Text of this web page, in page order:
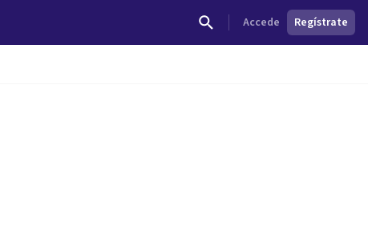
Accede Regístrate